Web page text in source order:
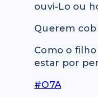
ouvi-Lo ou
Querem
Como o
estar por
#O7A